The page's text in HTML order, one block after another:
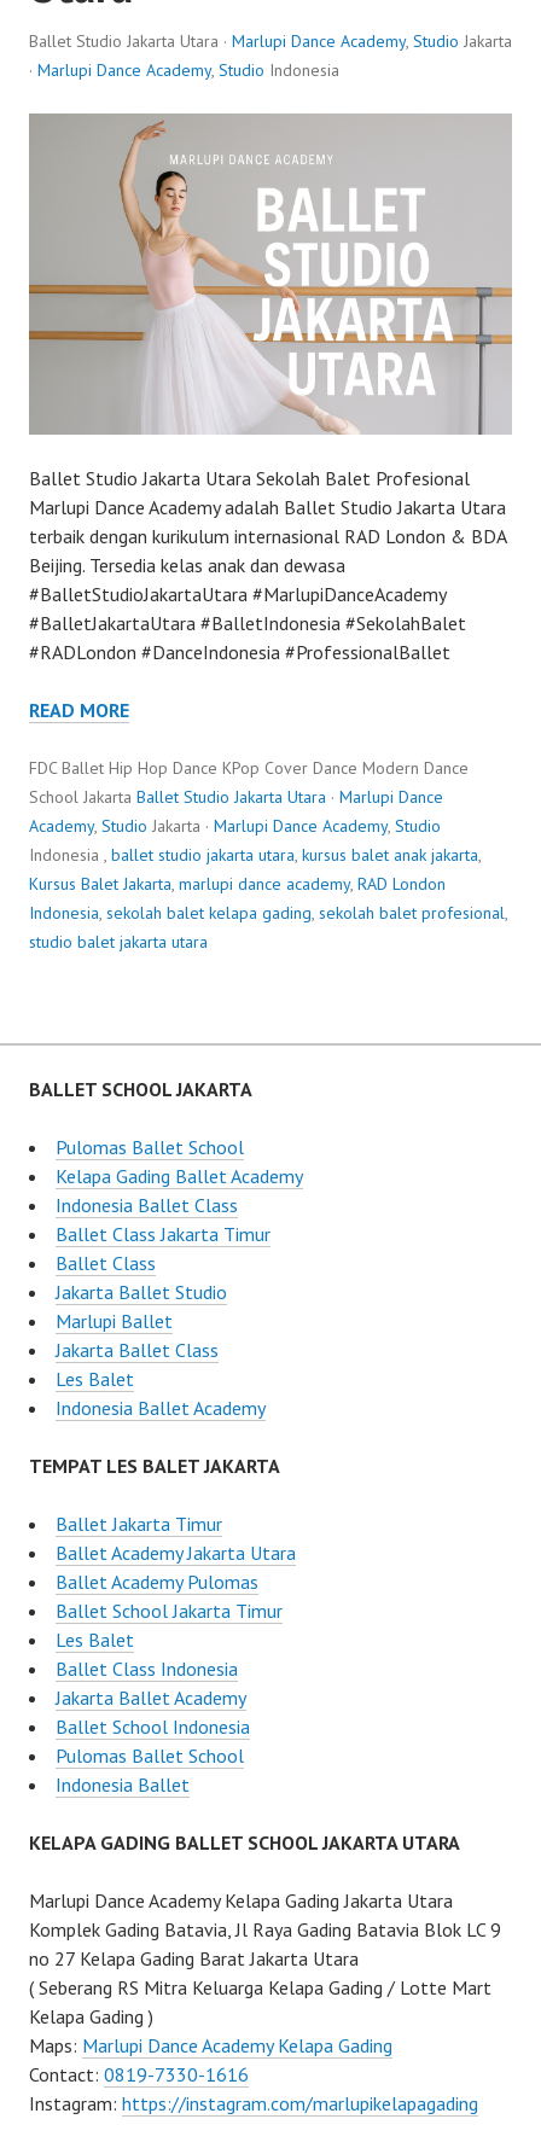
Ballet Studio Jakarta Utara · Marlupi Dance Academy, Studio Jakarta
· Marlupi Dance Academy, Studio Indonesia
Ballet Studio Jakarta Utara Sekolah Balet Profesional
Marlupi Dance Academy adalah Ballet Studio Jakarta Utara
terbaik dengan kurikulum internasional RAD London & BDA
Beijing. Tersedia kelas anak dan dewasa
#BalletStudioJakartaUtara #MarlupiDanceAcademy
#BalletJakartaUtara #BalletIndonesia #SekolahBalet
#RADLondon #DanceIndonesia #ProfessionalBallet
READ MORE
FDC Ballet Hip Hop Dance KPop Cover Dance Modern Dance
School Jakarta Ballet Studio Jakarta Utara · Marlupi Dance
Academy, Studio Jakarta · Marlupi Dance Academy, Studio
Indonesia , ballet studio jakarta utara, kursus balet anak jakarta,
Kursus Balet Jakarta, marlupi dance academy, RAD London
Indonesia, sekolah balet kelapa gading, sekolah balet profesional,
studio balet jakarta utara
BALLET SCHOOL JAKARTA
Pulomas Ballet School
Kelapa Gading Ballet Academy
Indonesia Ballet Class
Ballet Class Jakarta Timur
Ballet Class
Jakarta Ballet Studio
Marlupi Ballet
Jakarta Ballet Class
Les Balet
Indonesia Ballet Academy
TEMPAT LES BALET JAKARTA
Ballet Jakarta Timur
Ballet Academy Jakarta Utara
Ballet Academy Pulomas
Ballet School Jakarta Timur
Les Balet
Ballet Class Indonesia
Jakarta Ballet Academy
Ballet School Indonesia
Pulomas Ballet School
Indonesia Ballet
KELAPA GADING BALLET SCHOOL JAKARTA UTARA
Marlupi Dance Academy Kelapa Gading Jakarta Utara
Komplek Gading Batavia, Jl Raya Gading Batavia Blok LC 9
no 27 Kelapa Gading Barat Jakarta Utara
( Seberang RS Mitra Keluarga Kelapa Gading / Lotte Mart
Kelapa Gading )
Maps: Marlupi Dance Academy Kelapa Gading
Contact: 0819-7330-1616
Instagram: https://instagram.com/marlupikelapagading